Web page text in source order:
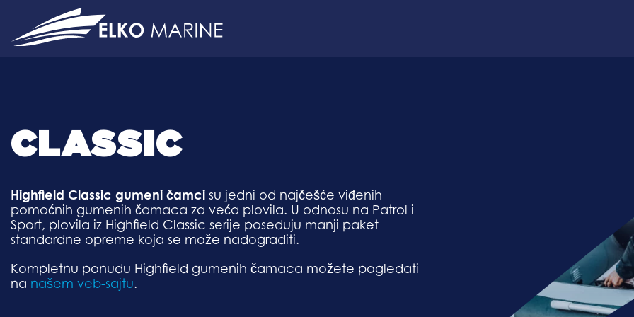
content
CLASSIC
Highfield Classic gumeni čamci su jedni od najčešće viđenih
pomoćnih gumenih čamaca za veća plovila. U odnosu na Patrol i
Sport, plovila iz Highfield Classic serije poseduju manji paket
standardne opreme koja se može nadograditi.
Kompletnu ponudu Highfield gumenih čamaca možete pogledati
na našem veb-sajtu.